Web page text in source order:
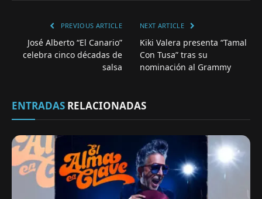
PREVIOUS ARTICLE
José Alberto “El Canario”
celebra cinco décadas de
salsa
NEXT ARTICLE
Kiki Valera presenta “Tamal
Con Tusa” tras su
nominación al Grammy
ENTRADAS RELACIONADAS